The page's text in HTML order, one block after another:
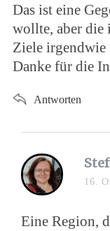
Das ist eine
wollte, aber die
Ziele irgendwie
Danke für die
Antworten
16.
Eine Region,